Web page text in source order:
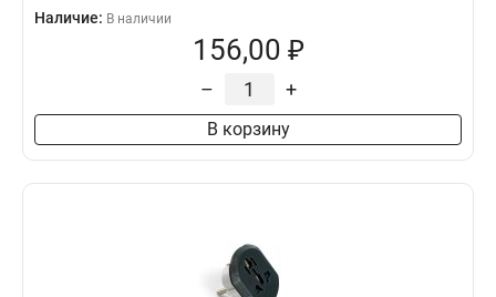
Наличие: В наличии
156,00 ₽
– +
В корзину